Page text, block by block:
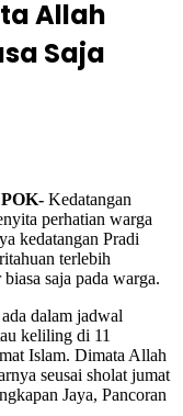
Allah
Saja
Kedatangan
perhatian warga
kedatangan Pradi
terlebih
saja pada warga.
dalam jadwal
keliling di 11
Islam. Dimata Allah
seusai sholat jumat
Jaya, Pancoran